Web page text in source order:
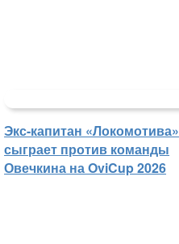
Экс-капитан «Локомотива»
сыграет против команды
Овечкина на OviCup 2026